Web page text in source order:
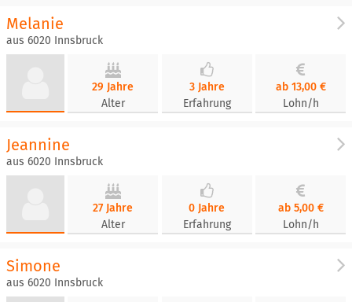
Melanie
aus 6020 Innsbruck
29 Jahre
Alter
3 Jahre
Erfahrung
ab 13,00 €
Lohn/h
Jeannine
aus 6020 Innsbruck
27 Jahre
Alter
0 Jahre
Erfahrung
ab 5,00 €
Lohn/h
Simone
aus 6020 Innsbruck